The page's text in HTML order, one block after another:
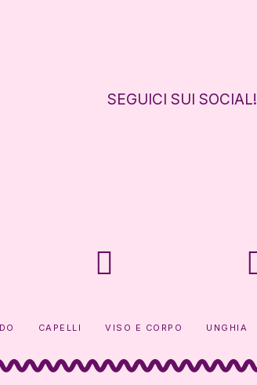
SEGUICI SUI SOCIAL!
CAPELLI VISO E CORPO UNGHIA